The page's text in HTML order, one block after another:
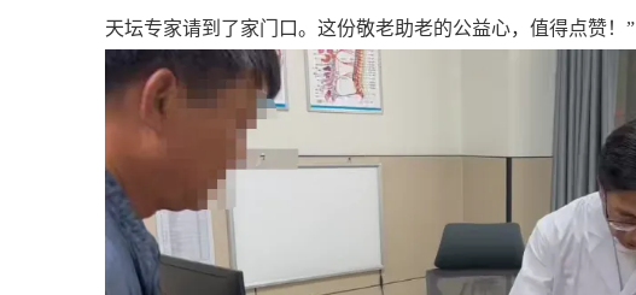
天坛专家请到了家门口。这份敬老助老的公益心，值得点赞！”